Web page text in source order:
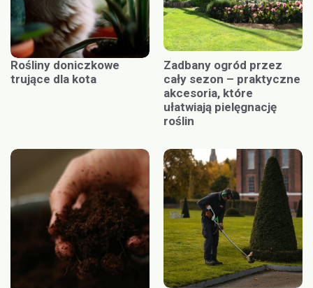
Rośliny doniczkowe
trujące dla kota
Zadbany ogród przez
cały sezon – praktyczne
akcesoria, które
ułatwiają pielęgnację
roślin